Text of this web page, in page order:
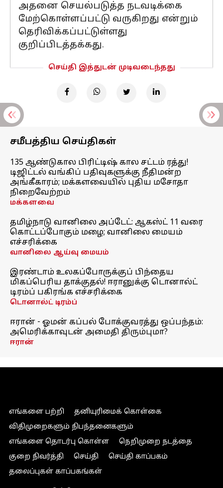
அதனை செயல்படுத்த நடவடிக்கை
மேற்கொள்ளப்பட்டு வருகிறது என்றும்
தெரிவிக்கப்பட்டுள்ளது
குறிப்பிடத்தக்கது.
செய்தி இத்துடன் முடிவடைந்தது
சமீபத்திய செய்திகள்
135 ஆண்டுகால பிரிட்டிஷ் கால சட்டம் ரத்து!
டிஜிட்டல் வங்கிப் பதிவுகளுக்கு நீதிமன்ற
அங்கீகாரம்; மக்களவையில் புதிய மசோதா
நிறைவேற்றம்
மக்களவை
தமிழ்நாடு வானிலை அப்டேட்: ஆகஸ்ட் 11 வரை
கொட்டப்போகும் மழை; வானிலை மையம்
எச்சரிக்கை
வானிலை ஆய்வு மையம்
இரண்டாம் உலகப்போருக்குப் பிந்தைய
மிகப்பெரிய தாக்குதல்! ஈரானுக்கு டொனால்ட்
டிரம்ப் பகிரங்க எச்சரிக்கை
டொனால்ட் டிரம்ப்
ஈரான் - ஓமன் கப்பல் போக்குவரத்து ஒப்பந்தம்:
அமெரிக்காவுடன் அமைதி திரும்புமா?
ஈரான்
எங்களை பற்றி
தனியுரிமைக் கொள்கை
விதிமுறைகளும் நிபந்தனைகளும்
எங்களை தொடர்பு கொள்ள
நெறிமுறை நடத்தை
குறை நிவர்த்தி
செய்தி
செய்தி காப்பகம்
தலைப்புகள் காப்பகங்கள்